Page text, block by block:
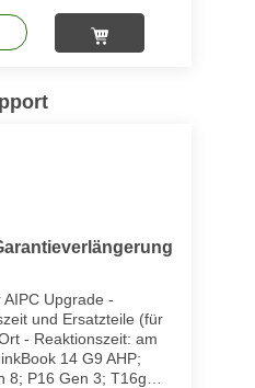
Upgrade -
und Ersatzteile (für
- Reaktionszeit: am
14 G9 AHP;
8; P16 Gen 3; T16g